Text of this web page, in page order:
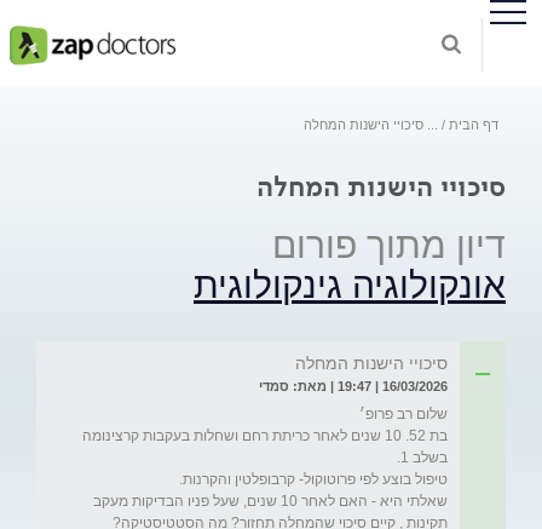
דף הבית סיכויי הישנות המחלה
סיכויי הישנות המחלה
דיון מתוך פורום
אונקולוגיה גינקולוגית
סיכויי הישנות המחלה
16/03/2026 | 19:47 | מאת: סמדי
בת 52. 10 שנים לאחר כריתת רחם ושחלות בעקבות קרצינומה
שאלתי היא - האם לאחר 10 שנים, שעל פניו הבדיקות מעקב